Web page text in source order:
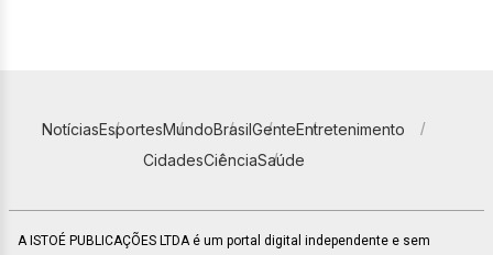
NotíciasEsportesMundoBrasilGenteEntretenimento
CidadesCiênciaSaúde
A ISTOÉ PUBLICAÇÕES LTDA é um portal digital independente e sem